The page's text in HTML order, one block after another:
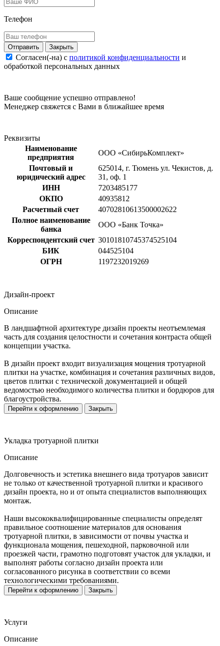
Телефон
Закрыть
Согласен(-на) c политикой конфиденциальности и
обработкой персональных данных
Ваше сообщение успешно отправлено!
Менеджер свяжется с Вами в ближайшее время
Реквизиты
Наименование
предприятия
ООО «СибирьКомплект»
Почтовый и
юридический адрес
625014, г. Тюмень ул. Чекистов, д.
31, оф. 1
ИНН
7203485177
ОКПО
40935812
Расчетный счет
40702810613500002622
Полное наименование
банка
ООО «Банк Точка»
Корреспондентский счет 30101810745374525104
БИК
044525104
ОГРН
1197232019269
Дизайн-проект
Описание
В ландшафтной архитектуре дизайн проекты неотъемлемая
часть для создания целостности и сочетания контраста общей
концепции участка.
В дизайн проект входит визуализация мощения тротуарной
плитки на участке, комбинация и сочетания различных видов,
цветов плитки с технической документацией и общей
ведомостью необходимого количества плитки и бордюров для
благоустройства.
Перейти к оформлению Закрыть
Укладка тротуарной плитки
Описание
Долговечность и эстетика внешнего вида тротуаров зависит
не только от качественной тротуарной плитки и красивого
дизайн проекта, но и от опыта специалистов выполняющих
монтаж.
Наши высококвалифицированные специалисты определят
правильное соотношение материалов для основания
тротуарной плитки, в зависимости от почвы участка и
функционала мощения, пешеходной, парковочной или
проезжей части, грамотно подготовят участок для укладки, и
выполнят работы согласно дизайн проекта или
согласованного рисунка в соответствии со всеми
технологическими требованиями.
Перейти к оформлению Закрыть
Услуги
Описание